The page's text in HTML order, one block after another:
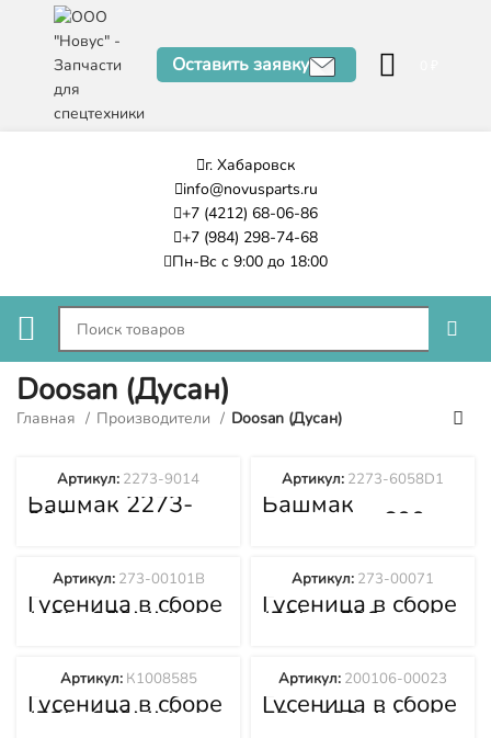
Оставить заявку
г. Хабаровск
info@novusparts.ru
+7 (4212) 68-06-86
+7 (984) 298-74-68
Пн-Вс с 9:00 до 18:00
Doosan (Дусан)
Главная Производители Doosan (Дусан)
Башмак 2273-
9014
Артикул: 2273-9014
Башмак
гусеницы, 600мм
Артикул: 2273-6058D1
Гусеница в сборе
(48Lx600MM)
Артикул: 273-00101В
Гусеница в сборе
(53Ln_600mm)
Артикул: 273-00071
Гусеница в сборе
(53Lx600MM)
Артикул: К1008585
Гусеница в сборе
50Lх600ММ
Артикул: 200106-00023